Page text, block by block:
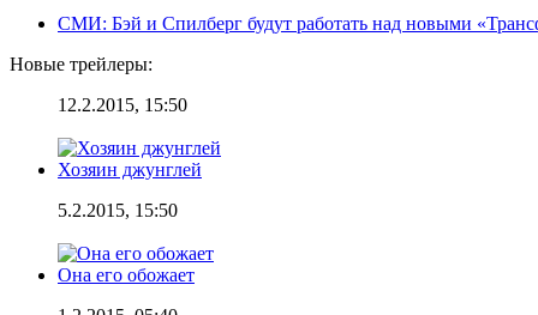
СМИ: Бэй и Спилберг будут работать над новыми
Новые трейлеры:
12.2.2015, 15:50
Хозяин джунглей
5.2.2015, 15:50
Она его обожает